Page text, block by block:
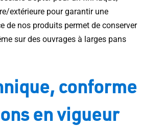
extérieure pour garantir une
de nos produits permet de conserver
sur des ouvrages à larges pans
conforme
en vigueur